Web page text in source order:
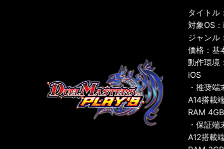
タイトル
対象OS
ジャンル
価格：基
動作環境
iOS
・推奨端
A14搭載
RAM
・保証端
A12搭載